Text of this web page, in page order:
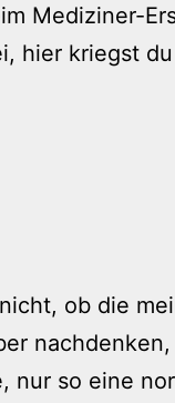
Mediziner-
hier kriegst
ob die
nur so eine